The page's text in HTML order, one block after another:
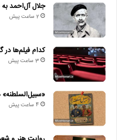
جلال آل‌احمد
2 ساعت پیش
کدام فیلم‌ها
3 ساعت پیش
4 ساعت پیش